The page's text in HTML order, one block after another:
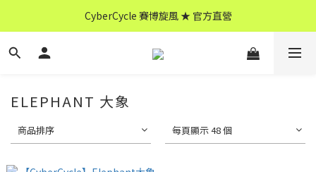
CyberCycle 賽博旋風 ★ 官方直營
CyberCycle 賽博旋風 ★ 官方直營
↖ 全館消費滿 $599 免運 ↘
ELEPHANT 大象
商品排序 每頁顯示 48 個